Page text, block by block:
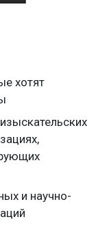
хотят
и научно-